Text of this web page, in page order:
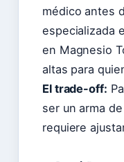
médico antes
especializada
en Magnesio
altas para
El trade-off:
ser un arma
requiere